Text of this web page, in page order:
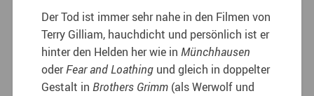
Der Tod ist immer sehr nahe in den Filmen von
Terry Gilliam, hauchdicht und persönlich ist er
hinter den Helden her wie inMünchhausen
oderFear and Loathing und gleich in doppelter
Gestalt inBrothers Grimm (als Werwolf und